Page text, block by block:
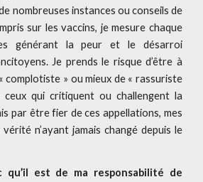
nombreuses instances ou conseils de
sur les vaccins, je mesure chaque
générant la peur et le désarroi
Je prends le risque d’être à
complotiste » ou mieux de « rassuriste
ceux qui critiquent ou challengent la
par être fier de ces appellations, mes
n’ayant jamais changé depuis le
qu’il est de ma responsabilité de